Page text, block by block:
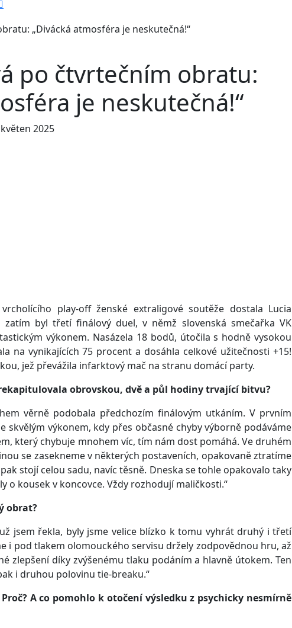
po čtvrtečním obratu:
je neskutečná!“
2025
play-off ženské extraligové soutěže dostala Lucia
zatím byl třetí finálový duel, v němž slovenská smečařka VK
výkonem. Nasázela 18 bodů, útočila s hodně vysokou
na vynikajících 75 procent a dosáhla celkové užitečnosti +15!
jež převážila infarktový mač na stranu domácí party.
obrovskou, dvě a půl hodiny trvající bitvu?
věrně podobala předchozím finálovým utkáním. V prvním
skvělým výkonem, kdy přes občasné chyby výborně podáváme
který chybuje mnohem víc, tím nám dost pomáhá. Ve druhém
se zasekneme v některých postaveních, opakovaně ztratíme
stojí celou sadu, navíc těsně. Dneska se tohle opakovalo taky
o kousek v koncovce. Vždy rozhodují maličkosti.“
obrat?
jsem řekla, byly jsme velice blízko k tomu vyhrát druhý i třetí
i pod tlakem olomouckého servisu držely zodpovědnou hru, až
zlepšení díky zvýšenému tlaku podáním a hlavně útokem. Ten
i druhou polovinu tie-breaku.“
A co pomohlo k otočení výsledku z psychicky nesmírně